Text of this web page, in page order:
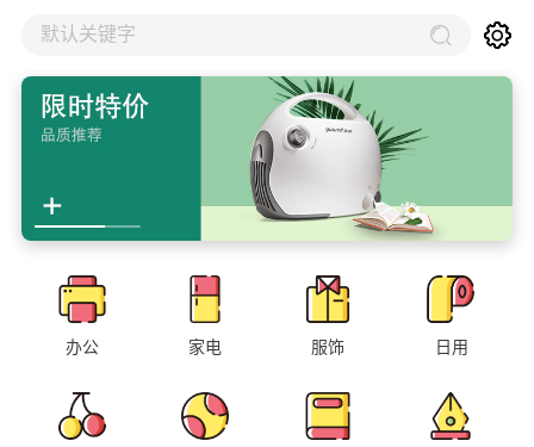
默认关键字
办公 家电 服饰 日用